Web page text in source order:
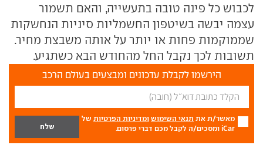
לכבוש כל פינה טובה בתעשייה, והאם תשמור
עצמה יבשה בשיטפון החשמליות סיניות הנחשקות
שממוקמות פחות או יותר על אותה משבצת מחיר.
תשובות לכך נקבל החל מהחודש הבא כשתגיע.
הירשמו לקבלת עדכונים ומבצעים בעולם הרכב
מאשר/ת את תנאי השימוש ומדיניות הפרטיות של
iCar ומסכים/ה לקבל מכם דברי פרסום.